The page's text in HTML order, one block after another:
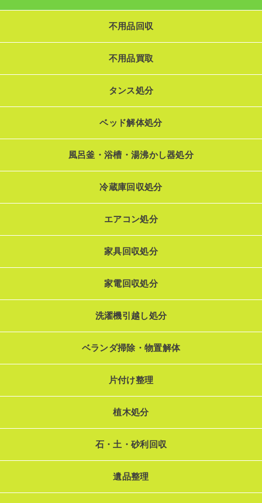
不用品回収
不用品買取
タンス処分
ベッド解体処分
風呂釜・浴槽・湯沸かし器処分
冷蔵庫回収処分
エアコン処分
家具回収処分
家電回収処分
洗濯機引越し処分
ベランダ掃除・物置解体
片付け整理
植木処分
石・土・砂利回収
遺品整理